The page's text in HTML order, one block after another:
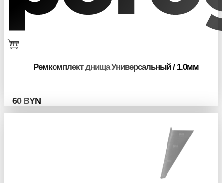
Ремкомплект днища Универсальный / 1.0мм
60 BYN